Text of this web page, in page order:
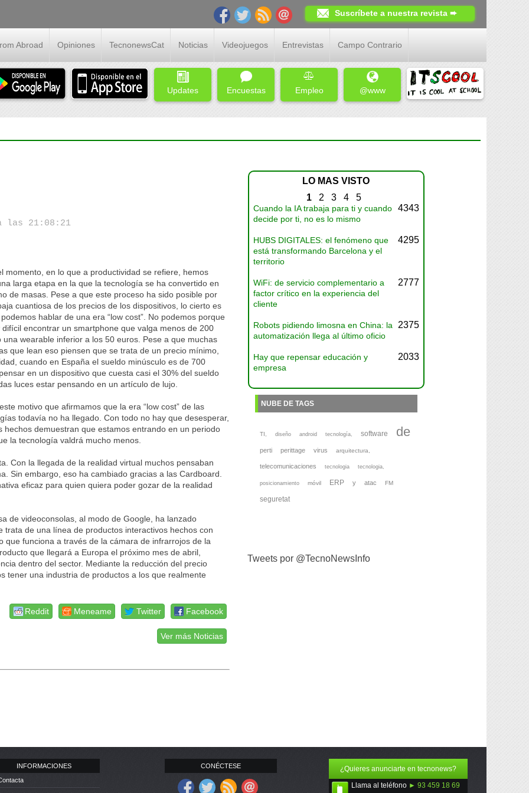
Suscríbete a nuestra revista ➨
Abroad Opiniones TecnonewsCat Noticias Videojuegos Entrevistas Campo Contrario
Updates Encuestas Empleo @www
las 21:08:21
momento, en lo que a productividad se refiere, hemos
larga etapa en la que la tecnología se ha convertido en
de masas. Pese a que este proceso ha sido posible por
cuantiosa de los precios de los dispositivos, lo cierto es
hablar de una era “low cost”. No podemos porque
difícil encontrar un smartphone que valga menos de 200
una wearable inferior a los 50 euros. Pese a que muchas
que lean eso piensen que se trata de un precio mínimo,
cuando en España el sueldo minúsculo es de 700
en un dispositivo que cuesta casi el 30% del sueldo
luces estar pensando en un artículo de lujo.
motivo que afirmamos que la era “low cost” de las
todavía no ha llegado. Con todo no hay que desesperar,
hechos demuestran que estamos entrando en un periodo
la tecnología valdrá mucho menos.
Con la llegada de la realidad virtual muchos pensaban
Sin embargo, eso ha cambiado gracias a las Cardboard.
eficaz para quien quiera poder gozar de la realidad
de videoconsolas, al modo de Google, ha lanzado
trata de una línea de productos interactivos hechos con
funciona a través de la cámara de infrarrojos de la
que llegará a Europa el próximo mes de abril,
dentro del sector. Mediante la reducción del precio
tener una industria de productos a los que realmente
Facebook
Twitter
Meneame
Reddit
Ver más Noticias
LO MAS VISTO
1 2 3 4 5
Cuando la IA trabaja para ti y cuando
decide por ti, no es lo mismo
4343
HUBS DIGITALES: el fenómeno que
está transformando Barcelona y el
territorio
4295
WiFi: de servicio complementario a
factor crítico en la experiencia del
cliente
2777
Robots pidiendo limosna en China: la
automatización llega al último oficio
2375
Hay que repensar educación y
empresa
2033
NUBE DE TAGS
TI, diseño android tecnología, software de
perti perittage virus arquitectura,
telecomunicaciones tecnologia tecnologia,
posicionamiento móvil ERP y atac FM
seguretat
Tweets por @TecnoNewsInfo
INFORMACIONES
CONÉCTESE
¿Quieres anunciarte en tecnonews?
Llama al teléfono ► 93 459 18 69